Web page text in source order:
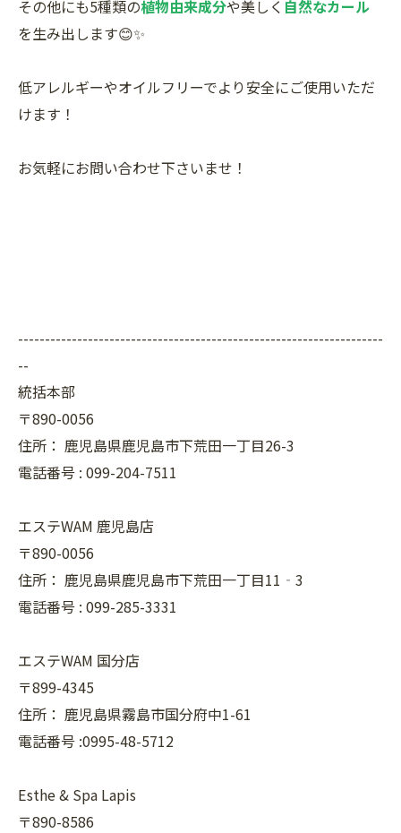
その他にも5種類の植物由来成分や美しく 自然なカール
を生み出します😊✨
低アレルギーやオイルフリーでより安全にご使用いただ
けます！
お気軽にお問い合わせ下さいませ！
--------------------------------------------------------------------
--
統括本部
〒890-0056
住所： 鹿児島県鹿児島市下荒田一丁目26-3
電話番号 : 099-204-7511
エステWAM 鹿児島店
〒890-0056
住所： 鹿児島県鹿児島市下荒田一丁目11‐3
電話番号 : 099-285-3331
エステWAM 国分店
〒899-4345
住所： 鹿児島県霧島市国分府中1-61
電話番号 :0995-48-5712
Esthe & Spa Lapis
〒890-8586